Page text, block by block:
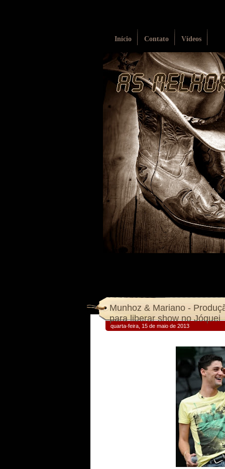
Início Contato Vídeos
Munhoz & Mariano -
para liberar show no Jóquei
quarta-feira, 15 de maio de 2013